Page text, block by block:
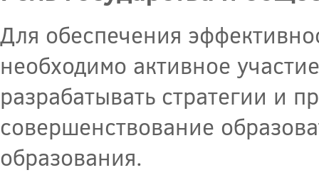
Для обеспечения
необходимо активное
разрабатывать стратегии и
совершенствование
образования.